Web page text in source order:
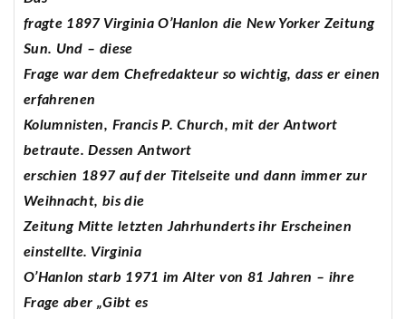
fragte 1897 Virginia O’Hanlon die New Yorker Zeitung
Sun. Und – diese
Frage war dem Chefredakteur so wichtig, dass er einen
erfahrenen
Kolumnisten, Francis P. Church, mit der Antwort
betraute. Dessen Antwort
erschien 1897 auf der Titelseite und dann immer zur
Weihnacht, bis die
Zeitung Mitte letzten Jahrhunderts ihr Erscheinen
einstellte. Virginia
O’Hanlon starb 1971 im Alter von 81 Jahren – ihre
Frage aber „Gibt es